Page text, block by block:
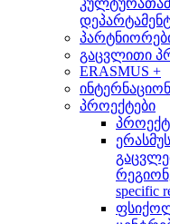
გაცვლითი
ERASMUS +
პროექტები
specific